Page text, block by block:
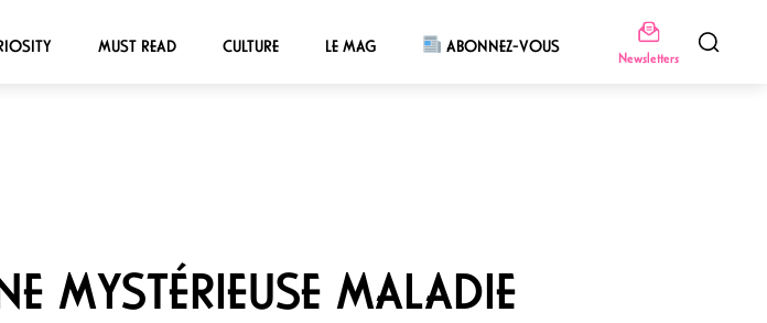
MUST READ CULTURE LE MAG ABONNEZ-VOUS
Newsletters
MYSTÉRIEUSE MALADIE